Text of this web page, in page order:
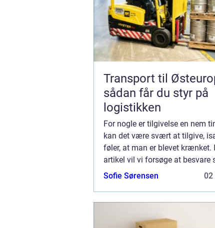
Transport til
sådan får du styr på
logistikken
For nogle er tilgivelse en nem
kan det være svært at tilgive,
føler, at man er blevet krænket.
artikel vil vi forsøge at besvare
Hvordan bliver man ...
Sofie Sørensen 02